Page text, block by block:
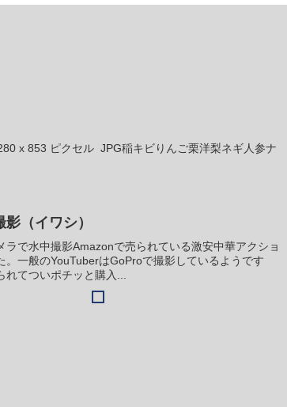
x 853 ピクセル JPG稲キビりんご栗洋梨ネギ人参ナ
（イワシ）
で水中撮影Amazonで売られている激安中華アクショ
。一般のYouTuberはGoProで撮影しているようです
てついポチッと購入...